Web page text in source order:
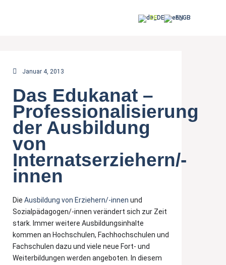
DE EN
Januar 4, 2013
Das Edukanat –
Professionalisierung
der Ausbildung
von
Internatserziehern/-
innen
Die Ausbildung von Erziehern/-innen und
Sozialpädagogen/-innen verändert sich zur Zeit
stark. Immer weitere Ausbildungsinhalte
kommen an Hochschulen, Fachhochschulen und
Fachschulen dazu und viele neue Fort- und
Weiterbildungen werden angeboten. In diesem